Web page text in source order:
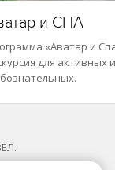
и СПА
«Аватар и
для активных и